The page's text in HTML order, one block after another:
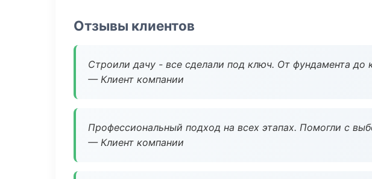
Отзывы клиентов
Строили дачу - все сделали под ключ. От фундамента до
— Клиент компании
Профессиональный подход на всех этапах. Помогли с
— Клиент компании